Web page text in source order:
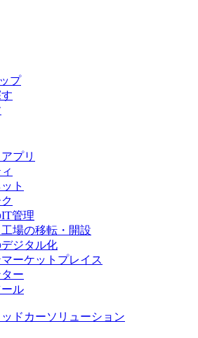
プ
プリ
ト
管理
場の移転・開設
ジタル化
ーケットプレイス
ー
ル
ドカーソリューション